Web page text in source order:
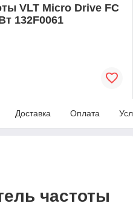
VLT Micro Drive FC
132F0061
Доставка Оплата
частоты